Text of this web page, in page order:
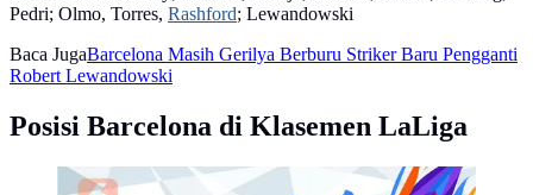
Pedri; Olmo, Torres, Rashford; Lewandowski
Baca JugaBarcelona Masih Gerilya Berburu Striker Baru Pengganti
Robert Lewandowski
Posisi Barcelona di Klasemen LaLiga